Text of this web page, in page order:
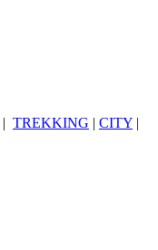
| TREKKING | CITY |